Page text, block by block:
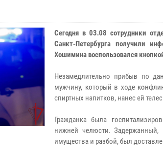
Сегодня в 03.08 сотрудники
Санкт-Петербурга получили
Хошимина воспользовался
Незамедлительно прибыв по
мужчину, который в ходе
спиртных напитков, нанес ей
Гражданка была
нижней челюсти. Задержанный,
имущества и разбой, был